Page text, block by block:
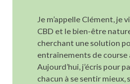
Je m’appelle Clément, je
CBD et le bien-être
cherchant une solution
entraînements de course
Aujourd’hui, j’écris pour
chacun à se sentir mieux,